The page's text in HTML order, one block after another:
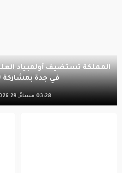
في جدة بمشاركة 19 دولة
03:28 مساءً, 29 Jul 2026